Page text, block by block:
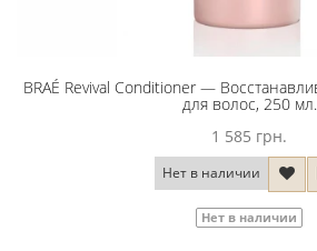
BRAÉ Revival Conditioner —
для волос, 250 мл.
1 585 грн.
Нет в наличии
Нет в наличии